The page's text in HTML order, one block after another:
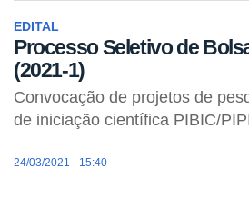
EDITAL
Processo Seletivo de
(2021-1)
Convocação de projetos de
de iniciação científica PIBIC/
24/03/2021 - 15:40